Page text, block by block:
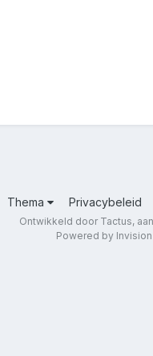
Thema Privacybeleid
Ontwikkeld door Tactus,
Powered by